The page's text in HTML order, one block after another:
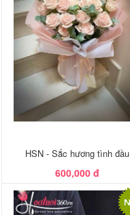
HSN - Sắc hương tình đầu
600,000 đ